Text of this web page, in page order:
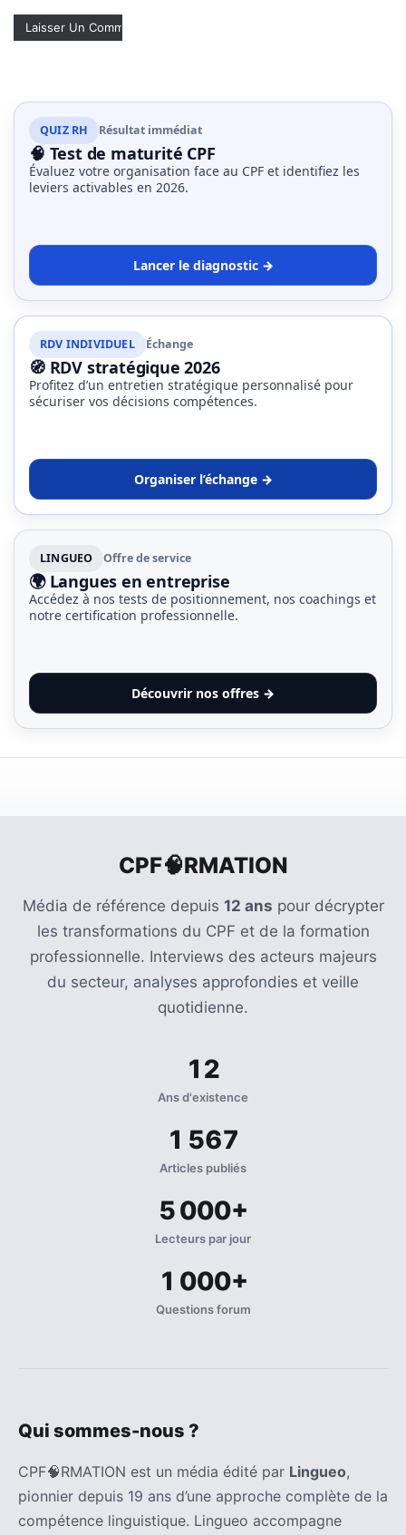
Certification
QUIZ RH Résultat immédiat
🧠 Test de maturité CPF
Évaluez votre organisation face au CPF et identifiez les
leviers activables en 2026.
Lancer le diagnostic →
RDV INDIVIDUEL Échange
🧭 RDV stratégique 2026
Profitez d’un entretien stratégique personnalisé pour
sécuriser vos décisions compétences.
Organiser l’échange →
LINGUEO Offre de service
🌍 Langues en entreprise
Accédez à nos tests de positionnement, nos coachings et
notre certification professionnelle.
Découvrir nos offres →
CPF🧠RMATION
Média de référence depuis 12 ans pour décrypter
les transformations du CPF et de la formation
professionnelle. Interviews des acteurs majeurs
du secteur, analyses approfondies et veille
quotidienne.
12
Ans d'existence
1 567
Articles publiés
5 000+
Lecteurs par jour
1 000+
Questions forum
Qui sommes-nous ?
CPF🧠RMATION est un média édité par Lingueo,
pionnier depuis 19 ans d’une approche complète de la
compétence linguistique. Lingueo accompagne